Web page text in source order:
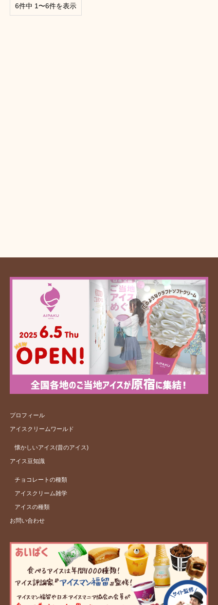
6件中 1〜6件を表示
プロフィール
アイスクリームワールド
懐かしいアイス(昔のアイス)
アイス豆知識
チョコレートの種類
アイスクリーム雑学
アイスの種類
お問い合わせ